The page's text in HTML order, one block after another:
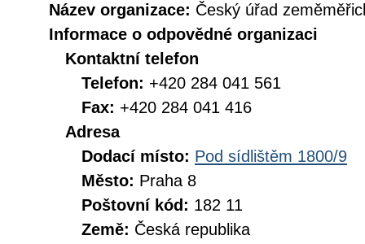
Název organizace: Český úřad
Informace o odpovědné organizaci
Kontaktní telefon
Telefon: +420 284 041 561
Fax: +420 284 041 416
Adresa
Dodací místo: Pod sídlištěm 1800/9
Město: Praha 8
Poštovní kód: 182 11
Země: Česká republika